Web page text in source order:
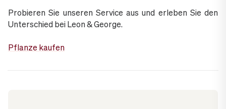
Probieren Sie unseren Service aus und erleben Sie den
Unterschied bei Leon & George.
Pflanze kaufen